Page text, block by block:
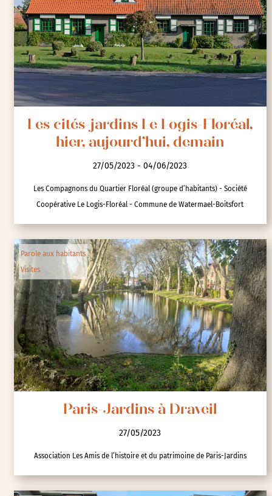
Les cités-jardins Le Logis-Floréal,
hier, aujourd’hui, demain
27/05/2023 - 04/06/2023
Les Compagnons du Quartier Floréal (groupe d’habitants) - Société
Coopérative Le Logis-Floréal - Commune de Watermael-Boitsfort
Parole aux habitants
Visites
Paris-Jardins à Draveil
27/05/2023
Association Les Amis de l’histoire et du patrimoine de Paris-Jardins